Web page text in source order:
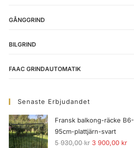
GÅNGGRIND
BILGRIND
FAAC GRINDAUTOMATIK
Senaste Erbjudandet
Fransk balkong-räcke B6-
95cm-plattjärn-svart
5 930,00kr 3 900,00 kr